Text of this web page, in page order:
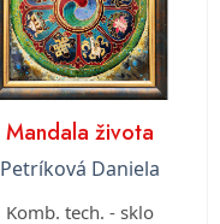
Mandala života
Petríková Daniela
Komb. tech. - sklo